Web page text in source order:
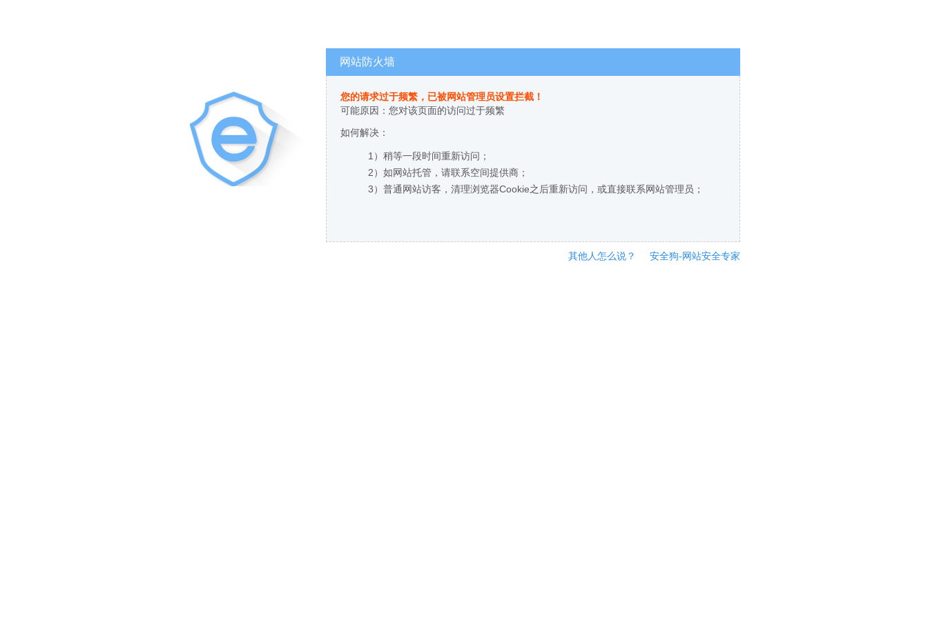
网站防火墙
您的请求过于频繁，已被网站管理员设置拦截！
可能原因：您对该页面的访问过于频繁
如何解决：
1）稍等一段时间重新访问；
2）如网站托管，请联系空间提供商；
3）普通网站访客，清理浏览器Cookie之后重新访问，或直接联系网站管理员；
其他人怎么说？ 安全狗-网站安全专家